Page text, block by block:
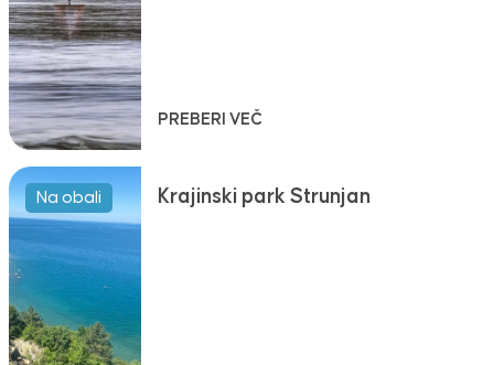
PREBERI VEČ
Na obali Krajinski park Strunjan